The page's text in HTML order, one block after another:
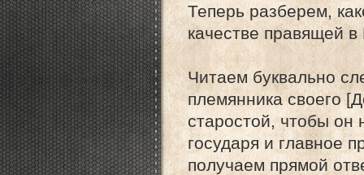
Теперь разберем,
качестве правящей
Читаем буквально
племянника своего
старостой, чтобы он
государя и главное
получаем прямой